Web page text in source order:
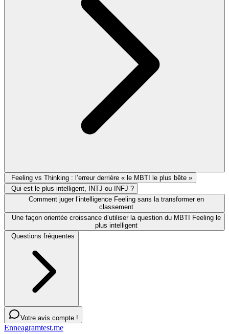
Feeling vs Thinking : l’erreur derrière « le MBTI le plus bête »
Qui est le plus intelligent, INTJ ou INFJ ?
Comment juger l’intelligence Feeling sans la transformer en
classement
Une façon orientée croissance d’utiliser la question du MBTI Feeling le
plus intelligent
Questions fréquentes
Votre avis compte !
Enneagramtest.me